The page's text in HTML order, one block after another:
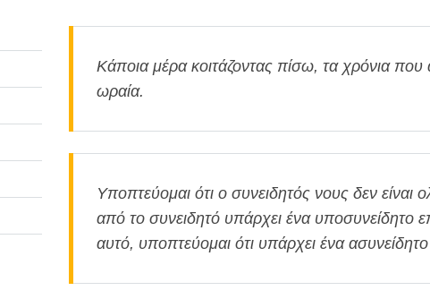
Κάποια μέρα κοιτάζοντας πίσω, τα χρόνια που
ωραία.
Υποπτεύομαι ότι ο συνειδητός νους δεν
από το συνειδητό υπάρχει ένα υποσυνείδητο
αυτό, υποπτεύομαι ότι υπάρχει ένα